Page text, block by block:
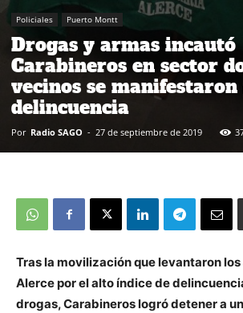
Policiales Puerto Montt
Drogas y armas incautó
Carabineros en sector
vecinos se
delincuencia
Por Radio SAGO - 27 de septiembre de 2019
Tras la movilización que levantaron
Alerce por el alto índice de
drogas, Carabineros logró detener a